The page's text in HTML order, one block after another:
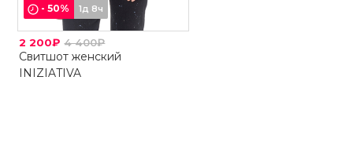
-50% 1д 8ч
2 200₽ 4 400₽
Свитшот женский
INIZIATIVA